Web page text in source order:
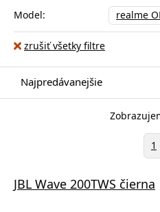
Model: realme
zrušiť všetky filtre
Najpredávanejšie
1
JBL Wave 200TWS čierna